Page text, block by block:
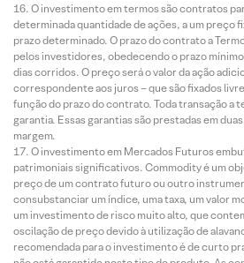
O investimento em termos são contratos
determinada quantidade de ações, a um preço
prazo determinado. O prazo do contrato a
pelos investidores, obedecendo o prazo mínimo
dias corridos. O preço será o valor da ação
correspondente aos juros – que são fixados
função do prazo do contrato. Toda transação a
garantia. Essas garantias são prestadas em
margem.
O investimento em Mercados Futuros
patrimoniais significativos. Commodity é um
preço de um contrato futuro ou outro
consubstanciar um índice, uma taxa, um valor
um investimento de risco muito alto, que
oscilação de preço devido à utilização de
recomendada para o investimento é de curto